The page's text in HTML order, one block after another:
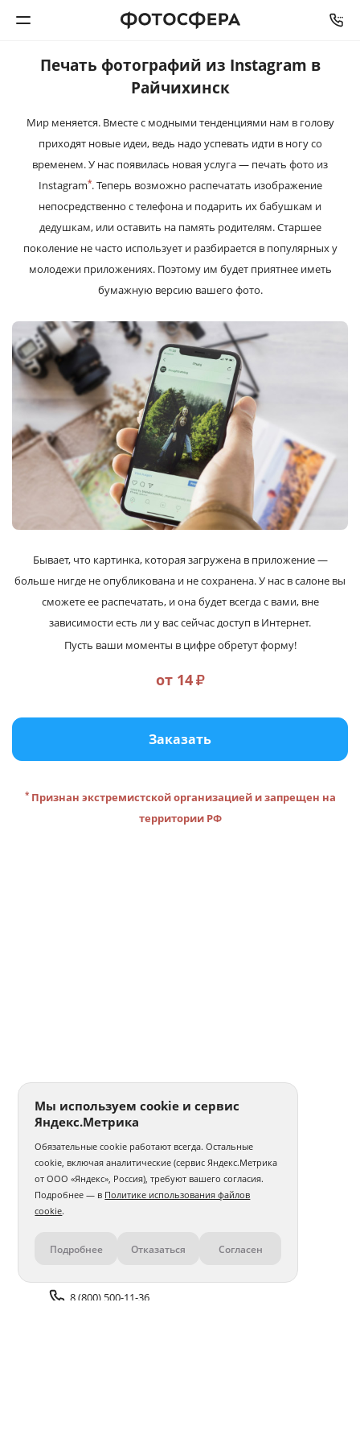
Фотокниги
Календари
Интерьерная печать
Фотоподарки
Багетная мастерская
Полиграфия
Услуги и сервис
Магазин
Печать фотографий из Instagram в
Райчихинск
Мир меняется. Вместе с модными тенденциями нам в голову
приходят новые идеи, ведь надо успевать идти в ногу со
временем. У нас появилась новая услуга — печать фото из
Instagram*. Теперь возможно распечатать изображение
непосредственно с телефона и подарить их бабушкам и
дедушкам, или оставить на память родителям. Старшее
поколение не часто использует и разбирается в популярных у
молодежи приложениях. Поэтому им будет приятнее иметь
бумажную версию вашего фото.
Бывает, что картинка, которая загружена в приложение —
больше нигде не опубликована и не сохранена. У нас в салоне вы
сможете ее распечатать, и она будет всегда с вами, вне
зависимости есть ли у вас сейчас доступ в Интернет.
Пусть ваши моменты в цифре обретут форму!
от 14₽
Заказать
*Признан экстремистской организацией и запрещен на
территории РФ
Контакты
8 (800) 500-11-36
Мы используем cookie и сервис
Яндекс.Метрика
Обязательные cookie работают всегда. Остальные
cookie, включая аналитические (сервис Яндекс.Метрика
от ООО «Яндекс», Россия), требуют вашего согласия.
Подробнее — в Политике использования файлов
cookie.
Подробнее Отказаться Согласен